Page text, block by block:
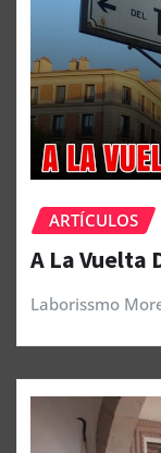
ARTÍCULOS
A La Vuelta
Laborissmo